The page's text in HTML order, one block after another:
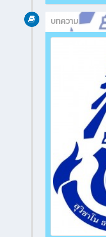
บทความ